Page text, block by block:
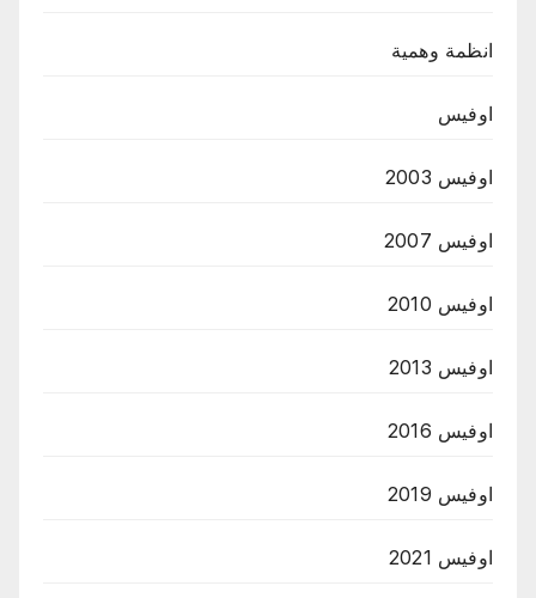
انظمة وهمية
اوفيس
اوفيس 2003
اوفيس 2007
اوفيس 2010
اوفيس 2013
اوفيس 2016
اوفيس 2019
اوفيس 2021